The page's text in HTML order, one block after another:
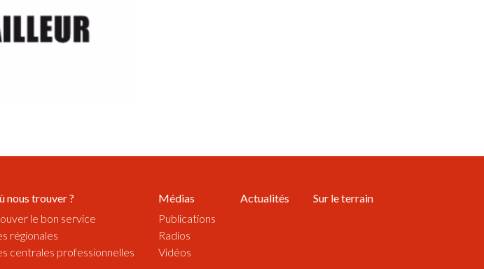
nous trouver ?
le bon service
régionales
centrales professionnelles
Médias
Publications
Radios
Vidéos
Actualités Sur le terrain